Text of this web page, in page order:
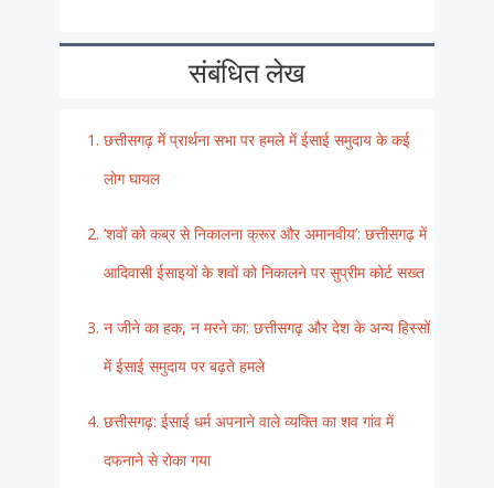
संबंधित लेख
छत्तीसगढ़ में प्रार्थना सभा पर हमले में ईसाई समुदाय के कई
लोग घायल
‘शवों को कब्र से निकालना क्रूर और अमानवीय’: छत्तीसगढ़ में
आदिवासी ईसाइयों के शवों को निकालने पर सुप्रीम कोर्ट सख्त
न जीने का हक, न मरने का: छत्तीसगढ़ और देश के अन्य हिस्सों
में ईसाई समुदाय पर बढ़ते हमले
छत्तीसगढ़: ईसाई धर्म अपनाने वाले व्यक्ति का शव गांव में
दफनाने से रोका गया